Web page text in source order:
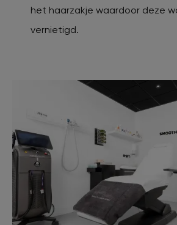
het haarzakje waardoor deze
vernietigd.